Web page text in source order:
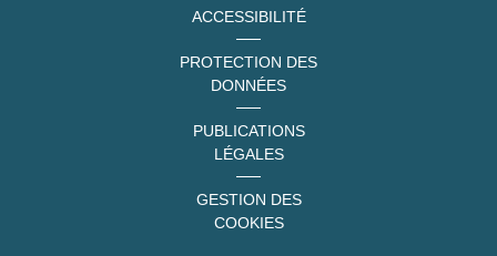
ACCESSIBILITÉ
PROTECTION DES
DONNÉES
PUBLICATIONS
LÉGALES
GESTION DES
COOKIES